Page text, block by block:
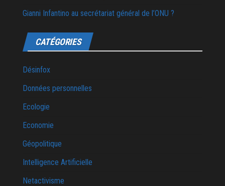
Gianni Infantino au secrétariat général de l’ONU ?
CATÉGORIES
Désinfox
Données personnelles
Ecologie
Economie
Géopolitique
Intelligence Artificielle
Netactivisme